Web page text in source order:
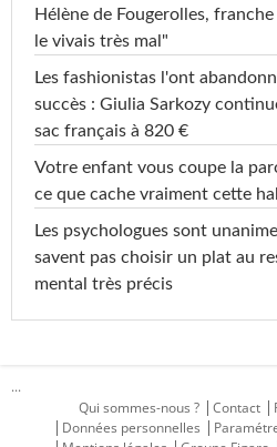
Hélène de Fougerolles,
le vivais très mal"
Les fashionistas l'ont
succès : Giulia Sarkozy
sac français à 820 €
Votre enfant vous coupe la
ce que cache vraiment cette
Les psychologues sont
savent pas choisir un plat au
mental très précis
...
Qui sommes-nous ?
Contact
Données personnelles